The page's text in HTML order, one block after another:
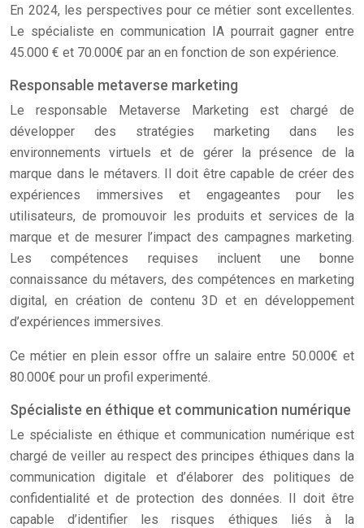
En 2024, les perspectives pour ce métier sont excellentes.
Le spécialiste en communication IA pourrait gagner entre
45.000 € et 70.000€ par an en fonction de son expérience.
Responsable metaverse marketing
Le responsable Metaverse Marketing est chargé de
développer des stratégies marketing dans les
environnements virtuels et de gérer la présence de la
marque dans le métavers. Il doit être capable de créer des
expériences immersives et engageantes pour les
utilisateurs, de promouvoir les produits et services de la
marque et de mesurer l’impact des campagnes marketing.
Les compétences requises incluent une bonne
connaissance du métavers, des compétences en marketing
digital, en création de contenu 3D et en développement
d’expériences immersives.
Ce métier en plein essor offre un salaire entre 50.000€ et
80.000€ pour un profil experimenté.
Spécialiste en éthique et communication numérique
Le spécialiste en éthique et communication numérique est
chargé de veiller au respect des principes éthiques dans la
communication digitale et d’élaborer des politiques de
confidentialité et de protection des données. Il doit être
capable d’identifier les risques éthiques liés à la